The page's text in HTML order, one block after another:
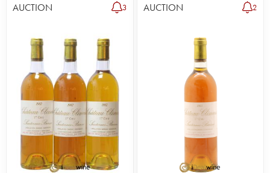
AUCTION 3 AUCTION 2